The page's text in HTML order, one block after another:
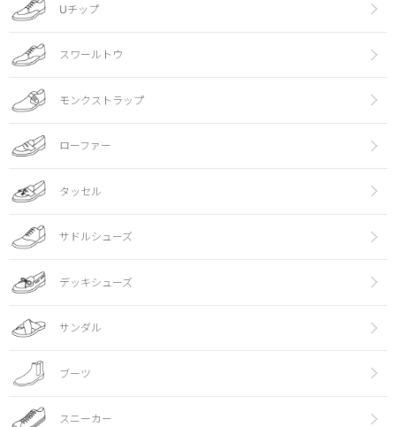
Uチップ
スワールトウ
モンクストラップ
ローファー
タッセル
サドルシューズ
デッキシューズ
サンダル
ブーツ
スニーカー